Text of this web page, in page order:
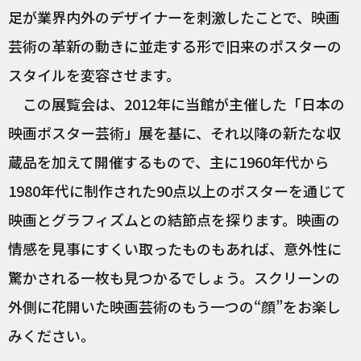
足が業界内外のデザイナーを刺激したことで、映画
芸術の革新の動きに並走する形で旧来のポスターの
スタイルを変容させます。
この展覧会は、2012年に当館が主催した「日本の
映画ポスター芸術」展を基に、それ以降の新たな収
蔵品を加えて開催するもので、主に1960年代から
1980年代に制作された90点以上のポスターを通じて
映画とグラフィズムとの結節点を探ります。映画の
情感を見事にすくい取ったものもあれば、意外性に
驚かされる一枚も見つかるでしょう。スクリーンの
外側に花開いた映画芸術のもう一つの“顔”をお楽し
みください。